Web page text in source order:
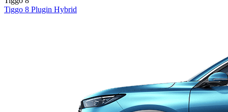
Tiggo 8 Plugin Hybrid